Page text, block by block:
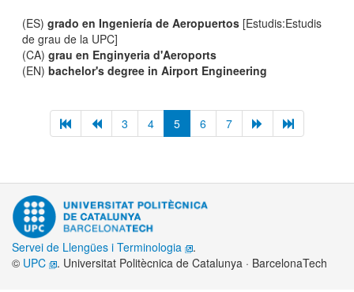
(ES)grado en Ingeniería de Aeropuertos [Estudis:Estudis
de grau de la UPC]
(CA)grau en Enginyeria d'Aeroports
(EN)bachelor's degree in Airport Engineering
3 4 5 6 7
Servei de Llengües i Terminologia
.
© UPC . Universitat Politècnica de Catalunya · BarcelonaTech